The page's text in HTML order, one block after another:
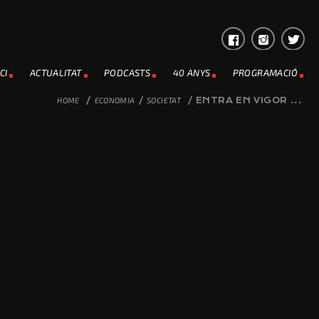
ACTUALITAT PODCASTS 40 ANYS PROGRAMACIÓ
HOME / ECONOMIA / SOCIETAT / ENTRA EN VIGOR ...